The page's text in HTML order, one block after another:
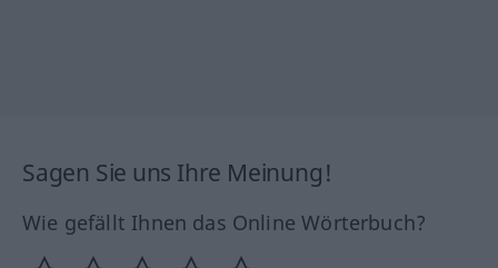
Sagen Sie uns Ihre Meinung!
Wie gefällt Ihnen das Online Wörterbuch?